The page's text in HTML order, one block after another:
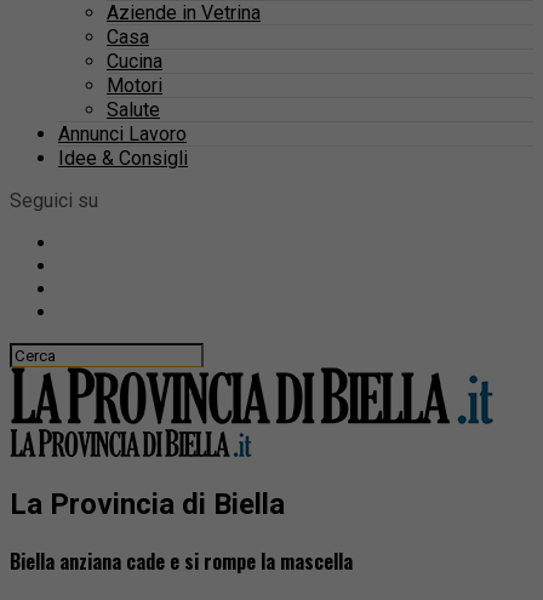
Aziende in Vetrina
Casa
Cucina
Motori
Salute
Annunci Lavoro
Idee & Consigli
Seguici su
La Provincia di Biella
Biella anziana cade e si rompe la mascella